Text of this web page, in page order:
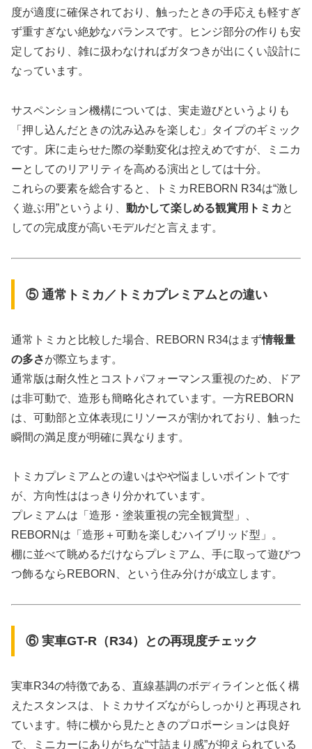
度が適度に確保されており、触ったときの手応えも軽すぎ
ず重すぎない絶妙なバランスです。ヒンジ部分の作りも安
定しており、雑に扱わなければガタつきが出にくい設計に
なっています。
サスペンション機構については、実走遊びというよりも
「押し込んだときの沈み込みを楽しむ」タイプのギミック
です。床に走らせた際の挙動変化は控えめですが、ミニカ
ーとしてのリアリティを高める演出としては十分。
これらの要素を総合すると、トミカREBORN R34は“激し
く遊ぶ用”というより、 動かして楽しめる観賞用トミカ と
しての完成度が高いモデルだと言えます。
⑤ 通常トミカ／トミカプレミアムとの違い
通常トミカと比較した場合、REBORN R34はまず情報量
の多さが際立ちます。
通常版は耐久性とコストパフォーマンス重視のため、ドア
は非可動で、造形も簡略化されています。一方REBORN
は、可動部と立体表現にリソースが割かれており、触った
瞬間の満足度が明確に異なります。
トミカプレミアムとの違いはやや悩ましいポイントです
が、方向性ははっきり分かれています。
プレミアムは「造形・塗装重視の完全観賞型」、
REBORNは「造形＋可動を楽しむハイブリッド型」。
棚に並べて眺めるだけならプレミアム、手に取って遊びつ
つ飾るならREBORN、という住み分けが成立します。
⑥ 実車GT-R（R34）との再現度チェック
実車R34の特徴である、直線基調のボディラインと低く構
えたスタンスは、トミカサイズながらしっかりと再現され
ています。特に横から見たときのプロポーションは良好
で、ミニカーにありがちな“寸詰まり感”が抑えられている